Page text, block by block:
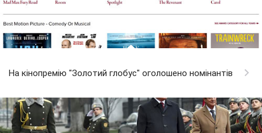
На кінопремію "Золотий глобус" оголошено номінантів